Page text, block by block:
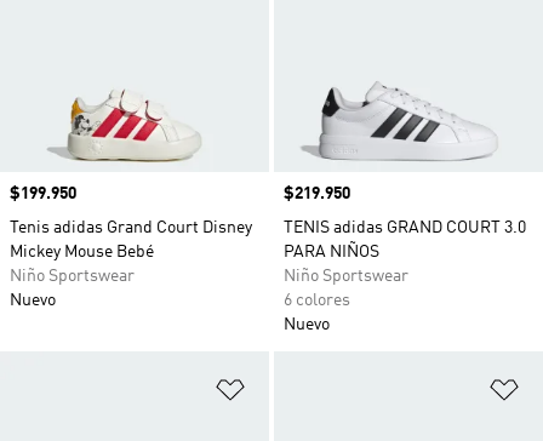
Precio
$199.950
Tenis adidas Grand Court Disney
Mickey Mouse Bebé
Niño Sportswear
Nuevo
Precio
$219.950
TENIS adidas GRAND COURT 3.0
PARA NIÑOS
Niño Sportswear
6 colores
Nuevo